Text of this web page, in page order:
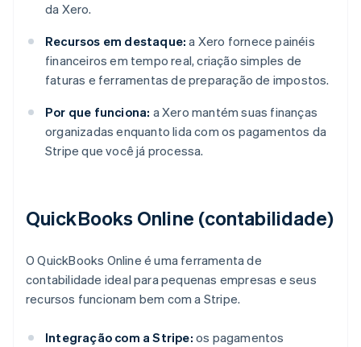
da Xero.
Recursos em destaque: a Xero fornece painéis
financeiros em tempo real, criação simples de
faturas e ferramentas de preparação de impostos.
Por que funciona: a Xero mantém suas finanças
organizadas enquanto lida com os pagamentos da
Stripe que você já processa.
QuickBooks Online (contabilidade)
O QuickBooks Online é uma ferramenta de
contabilidade ideal para pequenas empresas e seus
recursos funcionam bem com a Stripe.
Integração com a Stripe: os pagamentos